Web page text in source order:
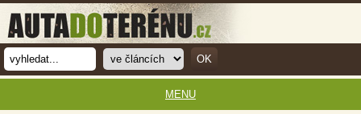
MENU